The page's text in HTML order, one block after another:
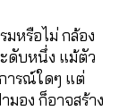
หรือไม่ กล้อง
ะดับหนึ่ง แม้ตัว
ารณ์ใดๆ แต่
มอง ก็อาจสร้าง